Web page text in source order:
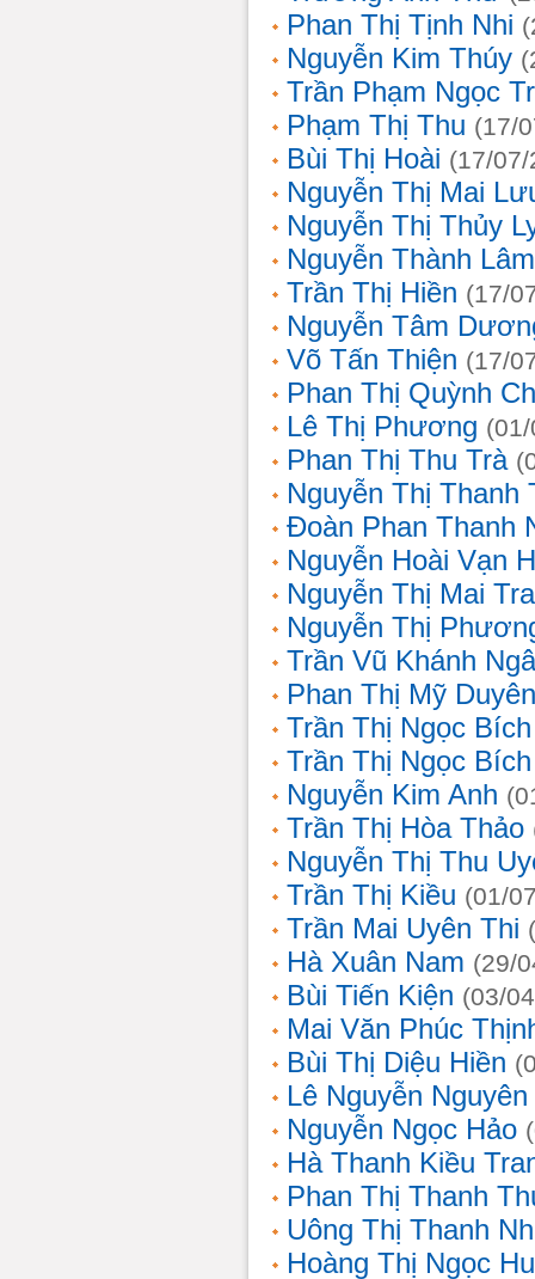
Phan Thị Tịnh Nhi
Nguyễn Kim Thúy
Trần Phạm Ngọc
Phạm Thị Thu (17/
Bùi Thị Hoài (17/
Nguyễn Thị Mai
Nguyễn Thị Thủy
Nguyễn Thành Lâm
Trần Thị Hiền (17/
Nguyễn Tâm
Võ Tấn Thiện (17/
Phan Thị Quỳnh
Lê Thị Phương
Phan Thị Thu Trà
Nguyễn Thị Thanh
Đoàn Phan Thanh
Nguyễn Hoài Vạn
Nguyễn Thị Mai
Nguyễn Thị
Trần Vũ Khánh
Phan Thị Mỹ Duyên
Trần Thị Ngọc Bích
Trần Thị Ngọc Bích
Nguyễn Kim Anh
Trần Thị Hòa Thảo
Nguyễn Thị Thu
Trần Thị Kiều (01/
Trần Mai Uyên Thi
Hà Xuân Nam (29/
Bùi Tiến Kiện (03/
Mai Văn Phúc
Bùi Thị Diệu Hiền
Lê Nguyễn
Nguyễn Ngọc Hảo
Hà Thanh Kiều
Phan Thị Thanh
Uông Thị Thanh
Hoàng Thị Ngọc